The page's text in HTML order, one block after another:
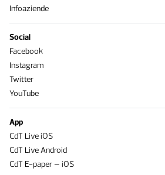
Infoaziende
Social
Facebook
Instagram
Twitter
YouTube
App
CdT Live iOS
CdT Live Android
CdT E-paper – iOS